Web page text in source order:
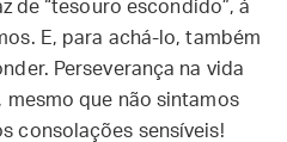
de “tesouro escondido”, à
E, para achá-lo, também
Perseverança na vida
mesmo que não sintamos
consolações sensíveis!